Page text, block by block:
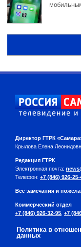
Директор ГТРК
Крылова Елена
Редакция ГТРК
Электронная почта:
Телефон: +7 (846) 926-25-
Все замечания и
Коммерческий отдел
+7 (846) 926-32-95 +7
Политика в
данных